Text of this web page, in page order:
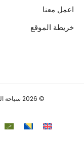
اعمل معنا
خريطة الموقع
© 2026 سياحة البوسنة والهرسك – جميع الحقوق محفوظة.